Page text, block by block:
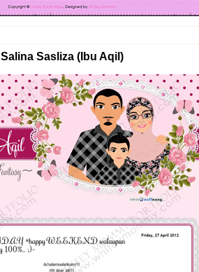
Salina Sasliza (Ibu Aqil)